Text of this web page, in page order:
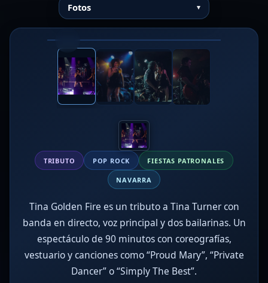
Fotos
❯
TRIBUTO POP ROCK FIESTAS PATRONALES
NAVARRA
Tina Golden Fire es un tributo a Tina Turner con
banda en directo, voz principal y dos bailarinas. Un
espectáculo de 90 minutos con coreografías,
vestuario y canciones como “Proud Mary”, “Private
Dancer” o “Simply The Best”.